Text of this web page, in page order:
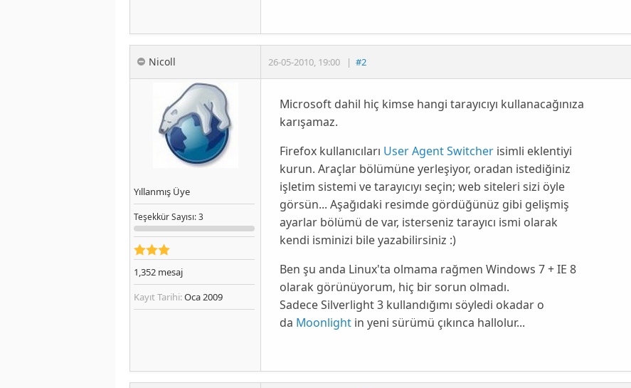
Nicoll 26-05-2010, 19:00 | #2
Yıllanmış Üye
TeşekkürSayısı: 3
1,352 mesaj
Kayıt Tarihi:Oca 2009
Microsoft dahil hiç kimse hangi tarayıcıyı kullanacağınıza
karışamaz.
Firefox kullanıcıları User Agent Switcherisimli eklentiyi
kurun. Araçlar bölümüne yerleşiyor, oradan istediğiniz
işletim sistemi ve tarayıcıyı seçin; web siteleri sizi öyle
görsün... Aşağıdaki resimde gördüğünüz gibi gelişmiş
ayarlar bölümü de var, isterseniz tarayıcı ismi olarak
kendi isminizi bile yazabilirsiniz :)
Ben şu anda Linux'ta olmama rağmen Windows 7 + IE 8
olarak görünüyorum, hiç bir sorun olmadı.
Sadece Silverlight 3 kullandığımı söyledi okadar o
da Moonlightin yeni sürümü çıkınca hallolur...